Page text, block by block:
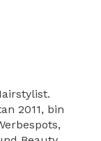
2011, bin